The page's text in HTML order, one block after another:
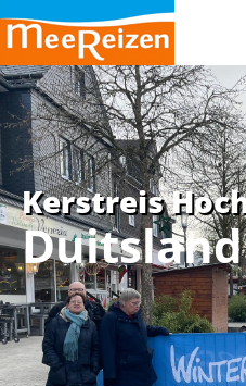
Kerstreis
Duitsland